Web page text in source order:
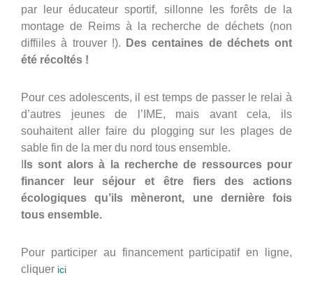
par leur éducateur sportif, sillonne les forêts de la
montage de Reims à la recherche de déchets (non
diffiiles à trouver !). Des centaines de déchets ont
été récoltés !
Pour ces adolescents, il est temps de passer le relai à
d’autres jeunes de l’IME, mais avant cela, ils
souhaitent aller faire du plogging sur les plages de
sable fin de la mer du nord tous ensemble.
ls sont alors à la recherche de ressources pour
financer leur séjour et être fiers des actions
écologiques qu’ils mèneront, une dernière fois
tous ensemble.
Pour participer au financement participatif en ligne,
cliquer ici